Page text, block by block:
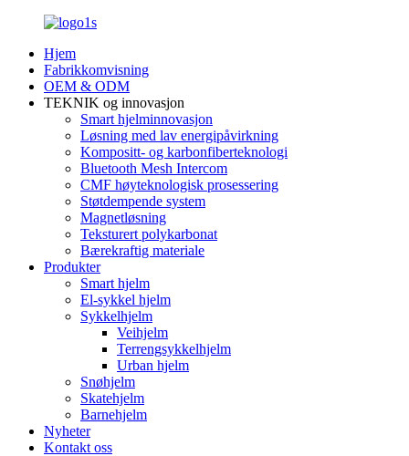
Hjem
Fabrikkomvisning
OEM & ODM
TEKNIK og innovasjon
Smart hjelminnovasjon
Løsning med lav energipåvirkning
Kompositt- og karbonfiberteknologi
Bluetooth Mesh Intercom
CMF høyteknologisk prosessering
Støtdempende system
Magnetløsning
Teksturert polykarbonat
Bærekraftig materiale
Produkter
Smart hjelm
El-sykkel hjelm
Sykkelhjelm
Veihjelm
Terrengsykkelhjelm
Urban hjelm
Snøhjelm
Skatehjelm
Barnehjelm
Nyheter
Kontakt oss